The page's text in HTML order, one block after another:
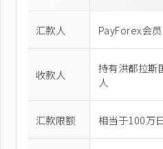
汇款人 PayForex会员
收款人
持有洪都拉斯
人
汇款限额 相当于100万